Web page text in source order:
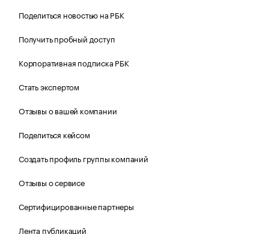
Поделиться новостью на РБК
Получить пробный доступ
Корпоративная подписка РБК
Стать экспертом
Отзывы о вашей компании
Поделиться кейсом
Создать профиль группы компаний
Отзывы о сервисе
Сертифицированные партнеры
Лента публикаций